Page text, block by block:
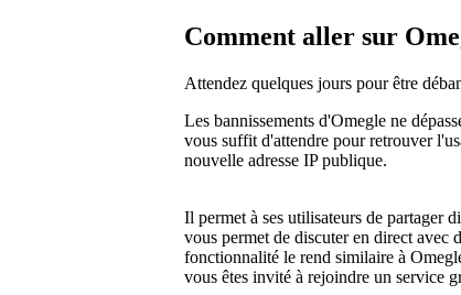
Comment aller sur
Attendez quelques jours pour être
Les bannissements d'Omegle ne
vous suffit d'attendre pour retrouver
nouvelle adresse IP publique.
Il permet à ses utilisateurs de partager
vous permet de discuter en direct avec
fonctionnalité le rend similaire à
vous êtes invité à rejoindre un service